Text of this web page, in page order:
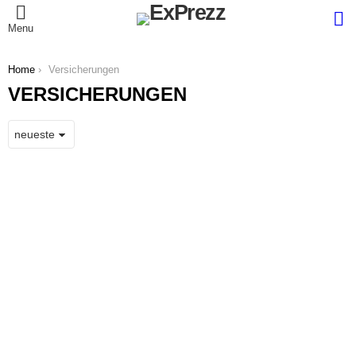
Menu
You are here:
Home Versicherungen
VERSICHERUNGEN